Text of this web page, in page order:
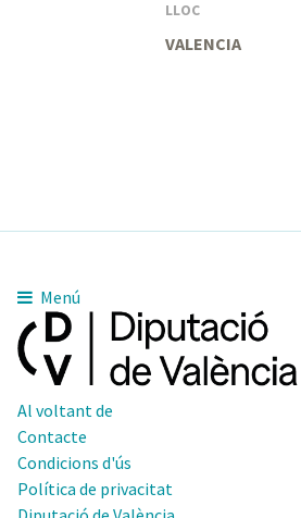
LLOC
VALENCIA
Menú
Al voltant de
Contacte
Condicions d'ús
Política de privacitat